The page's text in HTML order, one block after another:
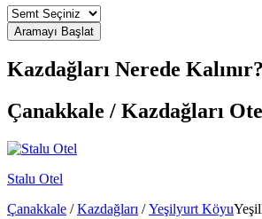
Kazdağları Nerede
Çanakkale / Kazdağları
Stalu Otel
Çanakkale /Kazdağları /Yeşilyurt Köyu